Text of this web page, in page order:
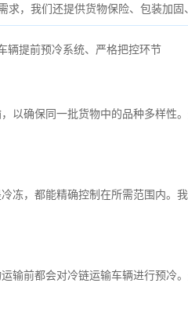
求，我们还提供货物保险、包装加固
辆提前预冷系统、 严格把控环节
以确保同一批货物中的品种多样性
冻，都能精确控制在所需范围内。
输前都会对冷链运输车辆进行预冷